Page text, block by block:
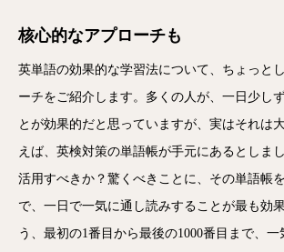
核心的なアプローチも
英単語の効果的な学習法について、ちょっと
ーチをご紹介します。多くの人が、一日少し
とが効果的だと思っていますが、実はそれは
えば、英検対策の単語帳が手元にあるとしま
活用すべきか？驚くべきことに、その単語帳
で、一日で一気に通し読みすることが最も効
う、最初の1番目から最後の1000番目まで、